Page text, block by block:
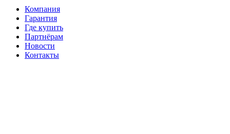
Компания
Гарантия
Где купить
Партнёрам
Новости
Контакты